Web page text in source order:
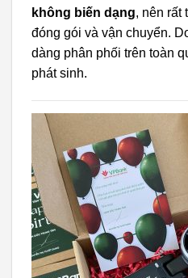
không biến dạng, nên rất
đóng gói và vận chuyển.
dàng phân phối trên toàn
phát sinh.